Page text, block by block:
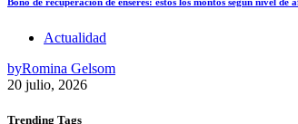
Actualidad
byRomina Gelsom
20 julio, 2026
Trending Tags